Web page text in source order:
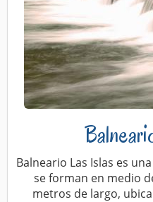
Balneario Las Islas es
se forman en medio
metros de largo,